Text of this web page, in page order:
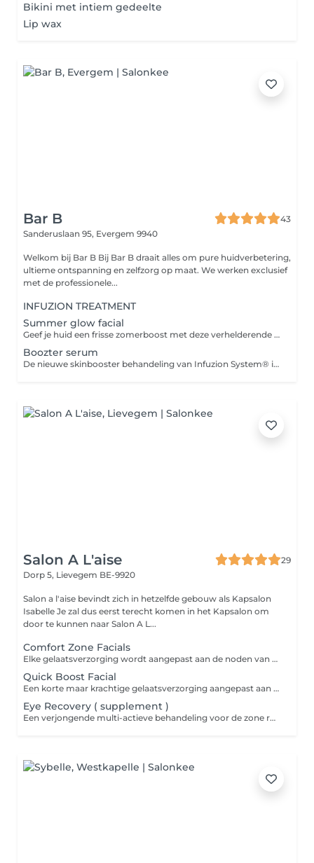
Bikini met intiem gedeelte
Lip wax
Bar B
43
Sanderuslaan 95, Evergem 9940
Welkom bij Bar B Bij Bar B draait alles om pure huidverbetering,
ultieme ontspanning en zelfzorg op maat. We werken exclusief
met de professionele...
INFUZION TREATMENT
Summer glow facial
Geef je huid een frisse zomerboost met deze verhelderende en hydraterende behandeling. We werken aan een een stralende teint, een sterkere huidbarrière & ondersteuning van pigmentatie en opheldering van doffe huid, zodat jouw huid helemaal klaar is voor zonnige dagen. Dubbele reiniging van het gelaat, enzymatische peeling, aangepast serum & masker, massage van de nek & schouders, dagcrème & SPF afgestemd aan jouw huid.
Boozter serum
De nieuwe skinbooster behandeling van Infuzion System® is een ware revolutie. Ontdek de kracht van deze revolutionaire huidbehandeling zonder naalden of prikjes. Geef de huid meer volume, herstel verloren volume, hydrateer van binnenuit en optimaliseer de contouren van het gelaat. Boozter bevat hyaluronzuur, vitamines en antioxidanten en heeft een moleculair gewicht van 1000 kDa*. Boozter richt zich voornamelijk op het verbeteren van de huidtextuur. Je kunt het zien als een skinbooster. De huid wordt optimaal gehydrateerd en gevoed met vitamines voor huidverbetering van binnenuit. Na iedere behandeling wordt een verkoelend en voedend masker aangebracht. Inclusief massage van nek en schouders.
Salon A L'aise
29
Dorp 5, Lievegem BE-9920
Salon a l'aise bevindt zich in hetzelfde gebouw als Kapsalon
Isabelle Je zal dus eerst terecht komen in het Kapsalon om
door te kunnen naar Salon A L...
Comfort Zone Facials
Elke gelaatsverzorging wordt aangepast aan de noden van uw huid. Bij al deze facials zit 1 zone ontharing ( Bv. wenkbrauwen of bovenlip) inbegrepen alsook het verwijderen van onzuiverheden. Hieronder krijg je alvast een korte omschrijving van wat elke gelaatsverzorging inhoudt. Hydramemory gelaatsverzorging: De focus wordt voornamelijk gelegd op uw huid een hydraterende boost te geven. Last van een droge of een doffe huid of wordt het winter en zijn de producten die normaal goed zijn voor jou niet meer voldoende? Dan is deze behandeling ideaal voor jou! Sublime skin gelaatsverzorging: Werkt anti-aging en is ideaal voor de iets oudere huid. Heb je last van fijne lijntjes of kan je huid wat extra versteviging gebruiken, kies je best voor de Sublime skin gelaatsverzorging. Remedy gelaatsverzorging: Deze behandeling is ideaal voor iedereen die een gevoelige huid heeft. De producten bevatten geen parfum of geur en zijn zacht en hydraterend voor de huid. Active Pureness gelaatsverzorging: Heeft u last van onzuiverheden of acné? Active Pureness geeft jouw huid een diepe reiniging en helpt ontstekingen van onzuiverheden te voorkomen met een zachte, gekalmeerde huid als resultaat. Twijfel je toch nog aan welke behandeling je best kiest voor jouw huid? Geen probleem! We kijken en bespreken altijd samen wat uw huid nodig heeft op dat moment.
Quick Boost Facial
Een korte maar krachtige gelaatsverzorging aangepast aan de noden van uw huid. Bevat een reiniging, gevolgd door een diepte reiniging, toner, aangepast masker, serum en dagcrème.
Eye Recovery ( supplement )
Een verjongende multi-actieve behandeling voor de zone rond de ogen om wallen te draineren, te verminderen en de aanblik van dronkere kringen en fijne lijntjes te verbeteren. Kan toegevoegd worden aan elke gelaatsverzorgingsbehandeling.